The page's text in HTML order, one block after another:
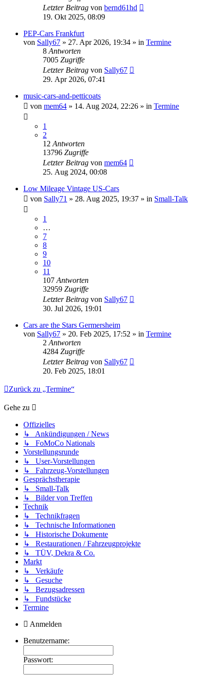
Letzter Beitrag von bernd61hd
19. Okt 2025, 08:09
PEP-Cars Frankfurt
von Sally67 » 27. Apr 2026, 19:34 » in Termine
8 Antworten
7005 Zugriffe
Letzter Beitrag von Sally67
29. Apr 2026, 07:41
music-cars-and-petticoats
von mem64 » 14. Aug 2024, 22:26 » in Termine
1
2
12 Antworten
13796 Zugriffe
Letzter Beitrag von mem64
25. Aug 2024, 00:08
Low Mileage Vintage US-Cars
von Sally71 » 28. Aug 2025, 19:37 » in Small-Talk
1
…
7
8
9
10
11
107 Antworten
32959 Zugriffe
Letzter Beitrag von Sally67
30. Jul 2026, 19:01
Cars are the Stars Germersheim
von Sally67 » 20. Feb 2025, 17:52 » in Termine
2 Antworten
4284 Zugriffe
Letzter Beitrag von Sally67
20. Feb 2025, 18:01
Zurück zu „Termine“
Gehe zu
Offizielles
↳ Ankündigungen / News
↳ FoMoCo Nationals
Vorstellungsrunde
↳ User-Vorstellungen
↳ Fahrzeug-Vorstellungen
Gesprächstherapie
↳ Small-Talk
↳ Bilder von Treffen
Technik
↳ Technikfragen
↳ Technische Informationen
↳ Historische Dokumente
↳ Restaurationen / Fahrzeugprojekte
↳ TÜV, Dekra & Co.
Markt
↳ Verkäufe
↳ Gesuche
↳ Bezugsadressen
↳ Fundstücke
Termine
Anmelden
Benutzername:
Passwort: